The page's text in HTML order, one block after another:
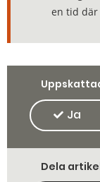
en tid där
Ja
Dela